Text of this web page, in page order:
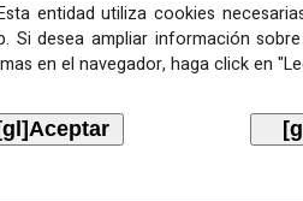
entidad utiliza cookies
Si desea ampliar información
en el navegador, haga click en